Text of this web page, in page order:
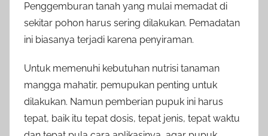
Penggemburan tanah yang mulai memadat di
sekitar pohon harus sering dilakukan. Pemadatan
ini biasanya terjadi karena penyiraman.
Untuk memenuhi kebutuhan nutrisi tanaman
mangga mahatir, pemupukan penting untuk
dilakukan. Namun pemberian pupuk ini harus
tepat, baik itu tepat dosis, tepat jenis, tepat waktu